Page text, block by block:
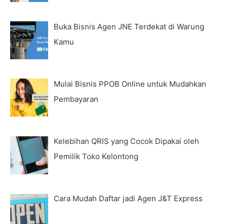
Buka Bisnis Agen JNE Terdekat di Warung
Kamu
Mulai Bisnis PPOB Online untuk Mudahkan
Pembayaran
Kelebihan QRIS yang Cocok Dipakai oleh
Pemilik Toko Kelontong
Cara Mudah Daftar jadi Agen J&T Express